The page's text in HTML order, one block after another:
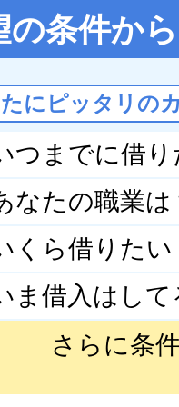
の条件か
にピッタリの
つまでに借り
なたの職業は
くら借りたい
ま借入はして
さらに条